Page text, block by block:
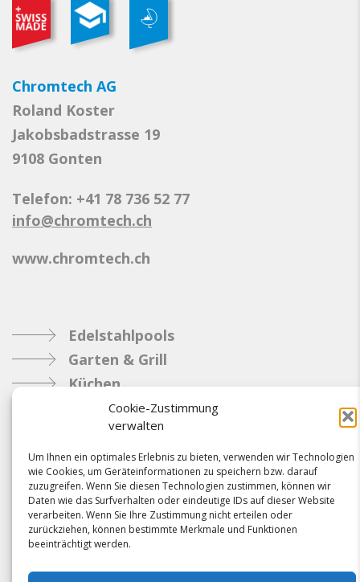
Cookie-Zustimmung
verwalten
Um Ihnen ein optimales Erlebnis zu bieten, verwenden wir Technologien
wie Cookies, um Geräteinformationen zu speichern bzw. darauf
zuzugreifen. Wenn Sie diesen Technologien zustimmen, können wir
Daten wie das Surfverhalten oder eindeutige IDs auf dieser Website
verarbeiten. Wenn Sie Ihre Zustimmung nicht erteilen oder
zurückziehen, können bestimmte Merkmale und Funktionen
beeinträchtigt werden.
Chromtech AG
Roland Koster
Jakobsbadstrasse 19
9108 Gonten
Telefon: +41 78 736 52 77
info@chromtech.ch
www.chromtech.ch
Edelstahlpools
Garten & Grill
Küchen
Metallbau
Industrie
Referenzen
News
Samacostyle.ch
Impressum
Kontakt